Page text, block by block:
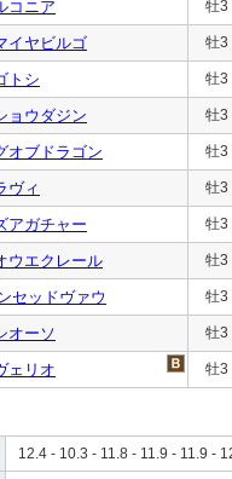
コニア 牡3
イヤビルゴ 牡3
トシ 牡3
ョウダジン 牡3
オブドラゴン 牡3
ヴィ 牡3
アガチャー 牡3
ウエクレール 牡3
セッドヴァウ 牡3
オーソ 牡3
ェリオ 牡3
12.4 - 10.3 - 11.8 - 11.9 - 11.9 -